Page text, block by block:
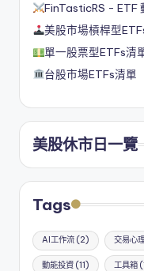
FinTasticRS - ETF
美股市場槓桿型
單一股票型ETFs清
台股市場ETFs清單
美股休市日一覽
Tags
AI工作流 (2) 交易心
動能投資 (11) 工具箱